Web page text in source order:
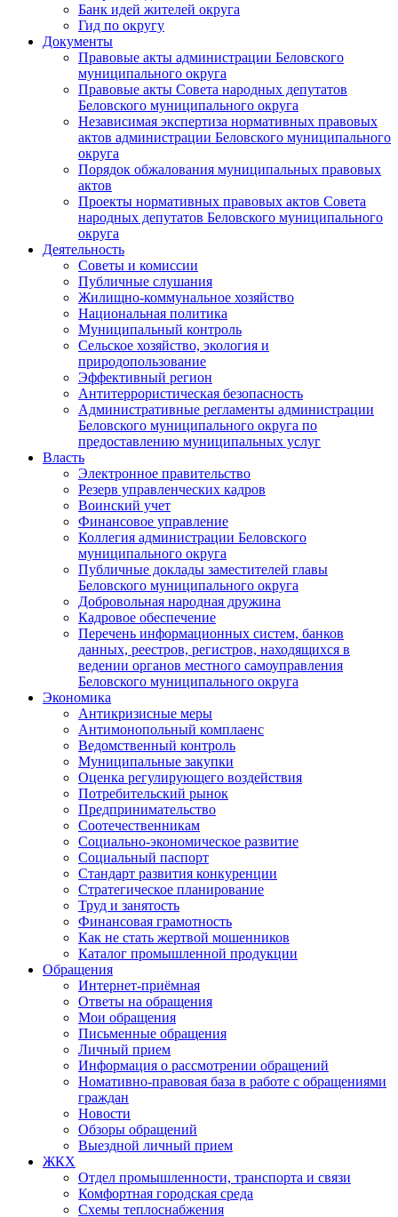
Банк идей жителей округа
Гид по округу
Документы
Правовые акты администрации Беловского
муниципального округа
Правовые акты Совета народных депутатов
Беловского муниципального округа
Независимая экспертиза нормативных правовых
актов администрации Беловского муниципального
округа
Порядок обжалования муниципальных правовых
актов
Проекты нормативных правовых актов Совета
народных депутатов Беловского муниципального
округа
Деятельность
Советы и комиссии
Публичные слушания
Жилищно-коммунальное хозяйство
Национальная политика
Муниципальный контроль
Сельское хозяйство, экология и
природопользование
Эффективный регион
Антитеррористическая безопасность
Административные регламенты администрации
Беловского муниципального округа по
предоставлению муниципальных услуг
Власть
Электронное правительство
Резерв управленческих кадров
Воинский учет
Финансовое управление
Коллегия администрации Беловского
муниципального округа
Публичные доклады заместителей главы
Беловского муниципального округа
Добровольная народная дружина
Кадровое обеспечение
Перечень информационных систем, банков
данных, реестров, регистров, находящихся в
ведении органов местного самоуправления
Беловского муниципального округа
Экономика
Антикризисные меры
Антимонопольный комплаенс
Ведомственный контроль
Муниципальные закупки
Оценка регулирующего воздействия
Потребительский рынок
Предпринимательство
Соотечественникам
Социально-экономическое развитие
Социальный паспорт
Стандарт развития конкуренции
Стратегическое планирование
Труд и занятость
Финансовая грамотность
Как не стать жертвой мошенников
Каталог промышленной продукции
Обращения
Интернет-приёмная
Ответы на обращения
Мои обращения
Письменные обращения
Личный прием
Информация о рассмотрении обращений
Номативно-правовая база в работе с обращениями
граждан
Новости
Обзоры обращений
Выездной личный прием
ЖКХ
Отдел промышленности, транспорта и связи
Комфортная городская среда
Схемы теплоснабжения